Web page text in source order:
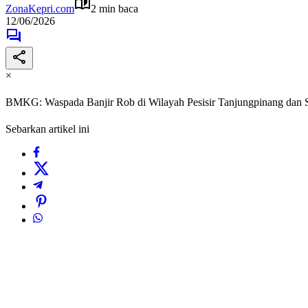
ZonaKepri.com
2 min baca
12/06/2026
×
BMKG: Waspada Banjir Rob di Wilayah Pesisir Tanjungpinang dan
Sebarkan artikel ini